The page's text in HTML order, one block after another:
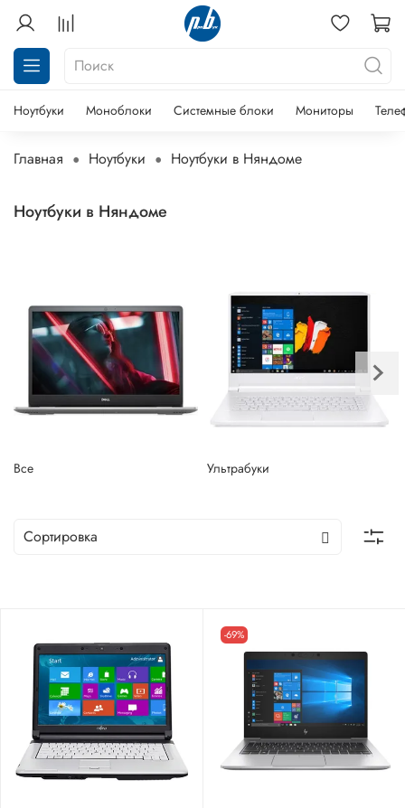
Ноутбуки Моноблоки Системные блоки Мониторы
Главная Ноутбуки Ноутбуки в Няндоме
Ноутбуки в Няндоме
Все Ультрабуки
-69%